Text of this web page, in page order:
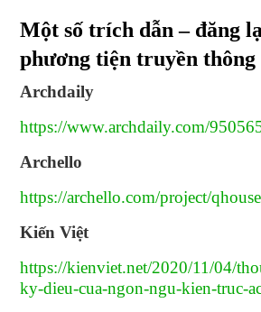
Một số trích dẫn – đăng
phương tiện truyền thông
Archdaily
https://www.archdaily.com/
Archello
https://archello.com/project/qhouse
Kiến Việt
https://kienviet.net/2020/11/04/
ky-dieu-cua-ngon-ngu-kien-truc-